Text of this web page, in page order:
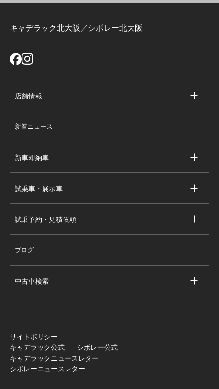
キャデラック北大阪／シボレー北大阪
店舗情報
スタッフ紹介
新着ニュース
新車即納車
シボレー新車即納車
試乗車・展示車
シボレー試乗車・展示車
試乗予約・見積依頼
試乗予約
ブログ
中古車検索
全国の注目の中古車
サイトポリシー
キャデラック公式
シボレー公式
キャデラックニュースレター
シボレーニュースレター